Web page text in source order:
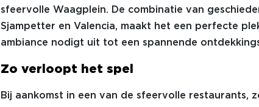
sfeervolle Waagplein. De combinatie van
Sjampetter en Valencia, maakt het een perfecte
ambiance nodigt uit tot een spannende
Zo verloopt het spel
Bij aankomst in een van de sfeervolle restaurants,